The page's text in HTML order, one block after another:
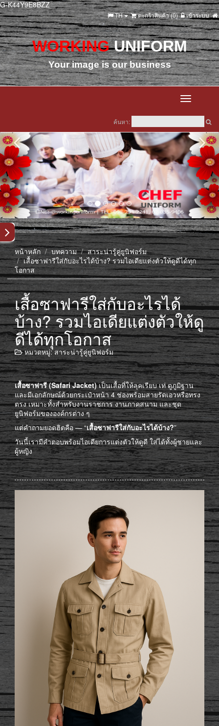
G-K44Y9E8BZZ
เข้าระบบ
ตะกร้าสินค้า (0)
TH
WORKING UNIFORM
Your image is our business
Toggle
ค้นหา:
หน้าหลัก บทความ
สาระน่ารู้คู่ยูนิฟอร์ม
เสื้อซาฟารีใส่กับอะไรได้บ้าง? รวมไอเดียแต่งตัวให้ดูดีได้ทุก
โอกาส
เสื้อซาฟารีใส่กับอะไรได้
บ้าง? รวมไอเดียแต่งตัวให้ดู
ดีได้ทุกโอกาส
หมวดหมู่:สาระน่ารู้คู่ยูนิฟอร์ม
เสื้อซาฟารี (Safari Jacket)เป็นเสื้อที่ให้ลุคเรียบ เท่ ดูภูมิฐาน
และมีเอกลักษณ์ด้วยกระเป๋าหน้า 4 ช่องพร้อมสายรัดเอวหรือทรง
ตรง เหมาะทั้งสำหรับงานราชการ งานภาคสนาม และชุด
ยูนิฟอร์มขององค์กรต่าง ๆ
แต่คำถามยอดฮิตคือ — “เสื้อซาฟารีใส่กับอะไรได้บ้าง?”
วันนี้เรามีคำตอบพร้อมไอเดียการแต่งตัวให้ดูดี ใส่ได้ทั้งผู้ชายและ
ผู้หญิง